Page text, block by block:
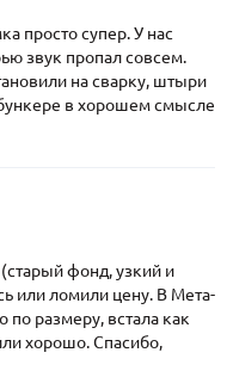
просто супер. У нас
звук пропал совсем.
на сварку, штыри
в хорошем смысле
фонд, узкий и
или ломили цену. В Мета-
по размеру, встала как
хорошо. Спасибо,